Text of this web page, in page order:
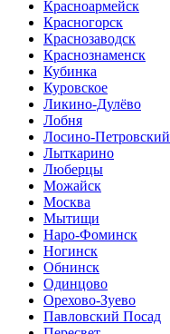
Красноармейск
Красногорск
Краснозаводск
Краснознаменск
Кубинка
Куровское
Ликино-Дулёво
Лобня
Лосино-Петровский
Лыткарино
Люберцы
Можайск
Москва
Мытищи
Наро-Фоминск
Ногинск
Обнинск
Одинцово
Орехово-Зуево
Павловский Посад